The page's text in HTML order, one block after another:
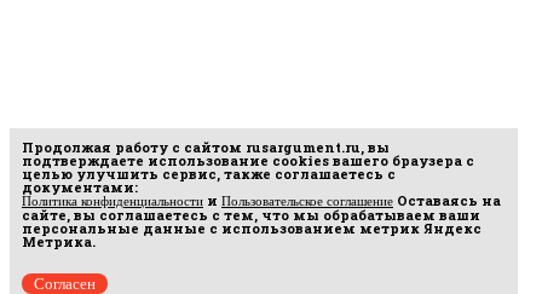
Продолжая работу с сайтом rusargument.ru, вы
подтверждаете использование cookies вашего браузера с
целью улучшить сервис, также соглашаетесь с
документами:
Политика конфиденциальности и Пользовательское соглашение Оставаясь на
сайте, вы соглашаетесь с тем, что мы обрабатываем ваши
персональные данные с использованием метрик Яндекс
Метрика.
Согласен